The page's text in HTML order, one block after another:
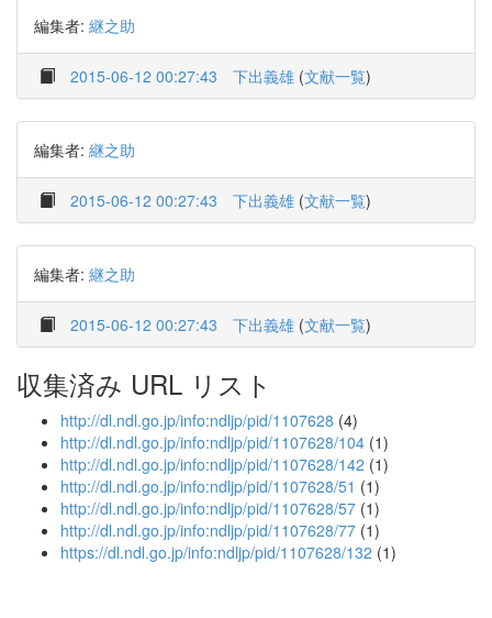
編集者: 継之助
2015-06-12 00:27:43 下出義雄 (文献一覧)
編集者: 継之助
2015-06-12 00:27:43 下出義雄 (文献一覧)
編集者: 継之助
2015-06-12 00:27:43 下出義雄 (文献一覧)
収集済み URL リスト
http://dl.ndl.go.jp/info:ndljp/pid/1107628 (4)
http://dl.ndl.go.jp/info:ndljp/pid/1107628/104 (1)
http://dl.ndl.go.jp/info:ndljp/pid/1107628/142 (1)
http://dl.ndl.go.jp/info:ndljp/pid/1107628/51 (1)
http://dl.ndl.go.jp/info:ndljp/pid/1107628/57 (1)
http://dl.ndl.go.jp/info:ndljp/pid/1107628/77 (1)
https://dl.ndl.go.jp/info:ndljp/pid/1107628/132 (1)